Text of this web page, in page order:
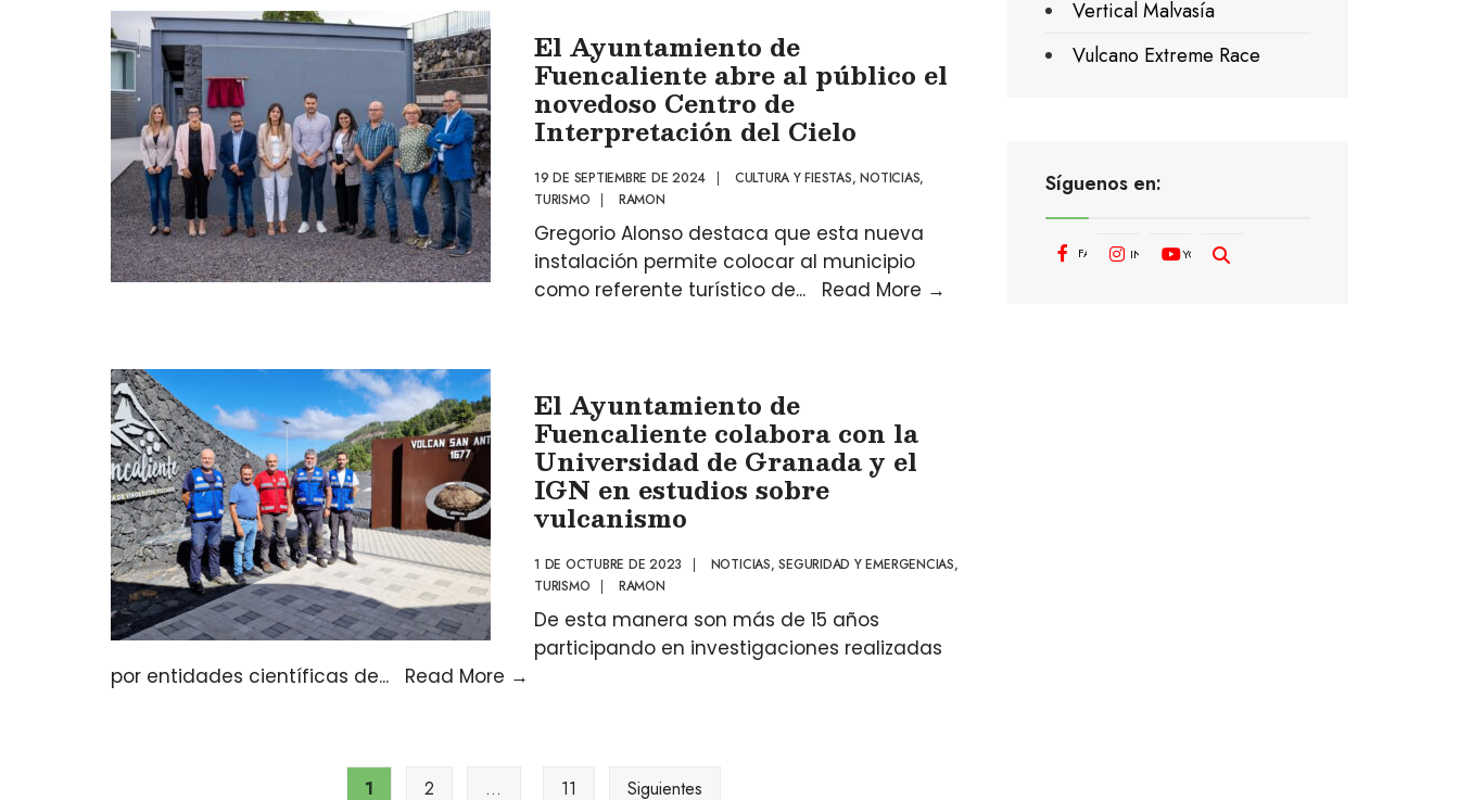
El Ayuntamiento de
Fuencaliente abre al público el
novedoso Centro de
Interpretación del Cielo
19 DE SEPTIEMBRE DE 2024 | CULTURA Y FIESTAS,NOTICIAS,
TURISMO
| RAMON
Gregorio Alonso destaca que esta nueva
instalación permite colocar al municipio
como referente turístico de... Read More →
El Ayuntamiento de
Fuencaliente colabora con la
Universidad de Granada y el
IGN en estudios sobre
vulcanismo
1 DE OCTUBRE DE 2023 | NOTICIAS,SEGURIDAD Y EMERGENCIAS,
TURISMO
| RAMON
De esta manera son más de 15 años
participando en investigaciones realizadas
por entidades científicas de... Read More →
1 2 … 11 Siguientes
Vertical Malvasía
Vulcano Extreme Race
Síguenos en:
FACEBOOKINSTAGRAMYOUTUBE